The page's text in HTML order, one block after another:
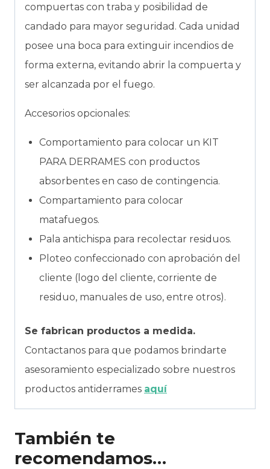
compuertas con traba y posibilidad de
candado para mayor seguridad. Cada unidad
posee una boca para extinguir incendios de
forma externa, evitando abrir la compuerta y
ser alcanzada por el fuego.
Accesorios opcionales:
Comportamiento para colocar un KIT
PARA DERRAMES con productos
absorbentes en caso de contingencia.
Compartamiento para colocar
matafuegos.
Pala antichispa para recolectar residuos.
Ploteo confeccionado con aprobación del
cliente (logo del cliente, corriente de
residuo, manuales de uso, entre otros).
Se fabrican productos a medida.
Contactanos para que podamos brindarte
asesoramiento especializado sobre nuestros
productos antiderrames aquí
También te
recomendamos…